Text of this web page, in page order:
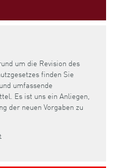
um die Revision des
finden Sie
umfassende
Es ist uns ein Anliegen,
der neuen Vorgaben zu